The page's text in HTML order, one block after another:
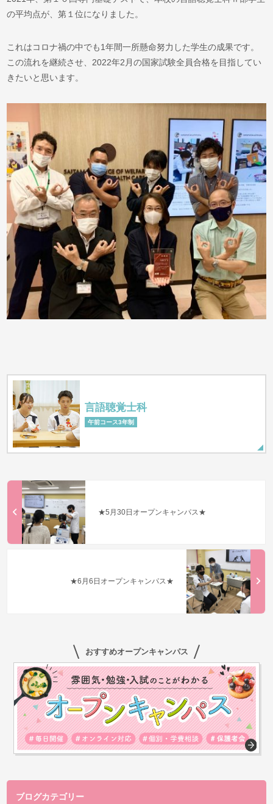
の平均点が、第１位になりました。
これはコロナ禍の中でも1年間一所懸命努力した学生の成果です。
この流れを継続させ、2022年2月の国家試験全員合格を目指してい
きたいと思います。
言語聴覚士科
午前コース3年制
★5月30日オープンキャンパス★
★6月6日オープンキャンパス★
おすすめオープンキャンパス
ブログカテゴリー